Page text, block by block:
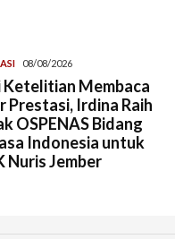
08/08/2026
Ketelitian Membaca
Prestasi, Irdina Raih
OSPENAS Bidang
Indonesia untuk
Nuris Jember